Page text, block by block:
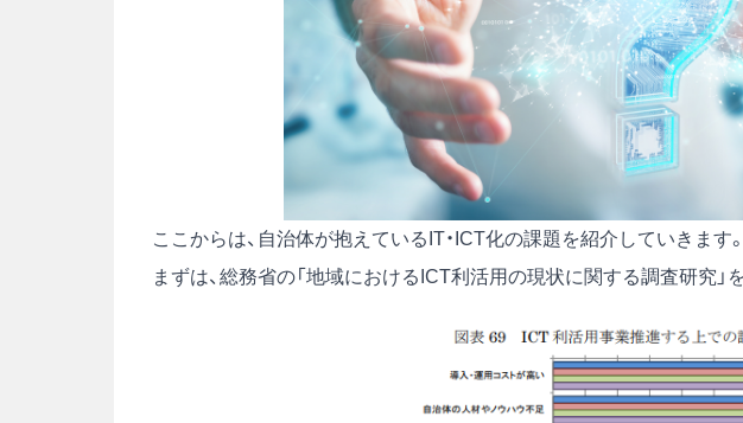
ここからは、自治体が抱えているIT・ICT化の課題を紹介していきます。
まずは、総務省の「地域におけるICT利活用の現状に関する調査研究」